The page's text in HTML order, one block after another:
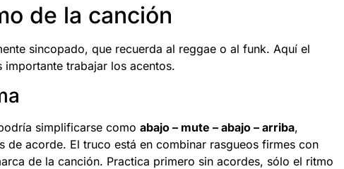
de la canción
sincopado, que recuerda al reggae o al funk. Aquí el
trabajar los acentos.
simplificarse como abajo – mute – abajo – arriba,
de acorde. El truco está en combinar rasgueos firmes con
de la canción. Practica primero sin acordes, sólo el ritmo